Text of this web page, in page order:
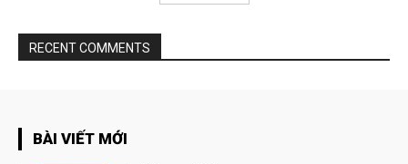
RECENT COMMENTS
BÀI VIẾT MỚI